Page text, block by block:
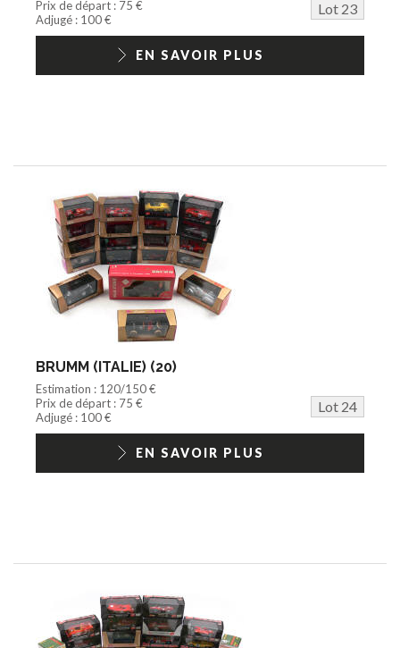
Prix de départ : 75 €
Lot 23
Adjugé : 100 €
EN SAVOIR PLUS
BRUMM (ITALIE) (20)
Estimation : 120/150 €
Prix de départ : 75 €
Lot 24
Adjugé : 100 €
EN SAVOIR PLUS